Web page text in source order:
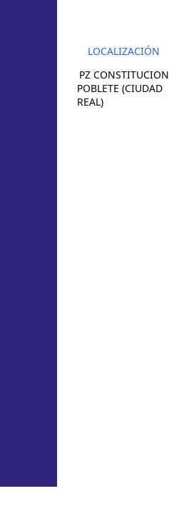
LOCALIZACIÓN
PZ CONSTITUCION
POBLETE (CIUDAD
REAL)